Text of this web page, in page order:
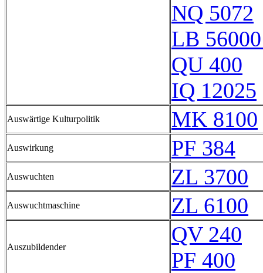
NQ 5072
LB
QU 400
IQ 12025
Auswärtige Kulturpolitik MK 8100
Auswirkung PF 384
Auswuchten ZL 3700
Auswuchtmaschine ZL 6100
Auszubildender
QV 240
PF 400